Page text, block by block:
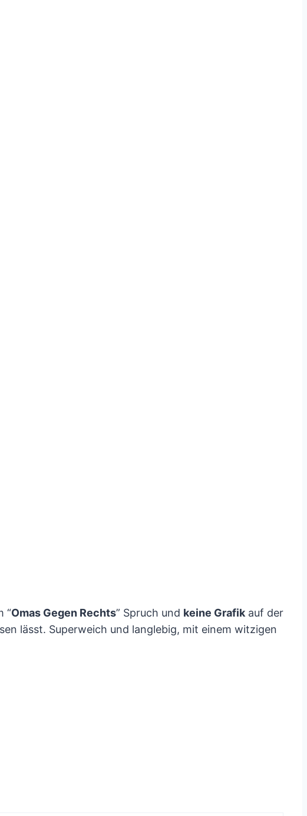
“Omas Gegen Rechts” Spruch und keine Grafik auf der
lässt. Superweich und langlebig, mit einem witzigen